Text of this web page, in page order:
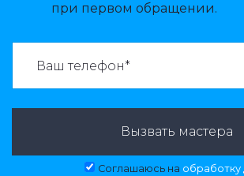
при первом обращении.
Вызвать мастера
Соглашаюсь на обработку